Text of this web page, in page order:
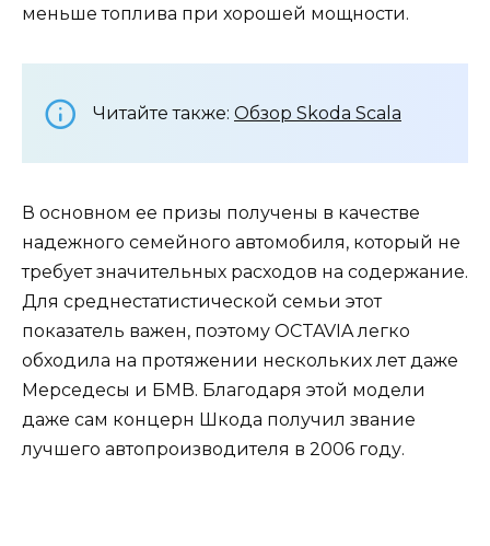
меньше топлива при хорошей мощности.
Читайте также: Обзор Skoda Scala
В основном ее призы получены в качестве
надежного семейного автомобиля, который не
требует значительных расходов на содержание.
Для среднестатистической семьи этот
показатель важен, поэтому OCTAVIA легко
обходила на протяжении нескольких лет даже
Мерседесы и БМВ. Благодаря этой модели
даже сам концерн Шкода получил звание
лучшего автопроизводителя в 2006 году.